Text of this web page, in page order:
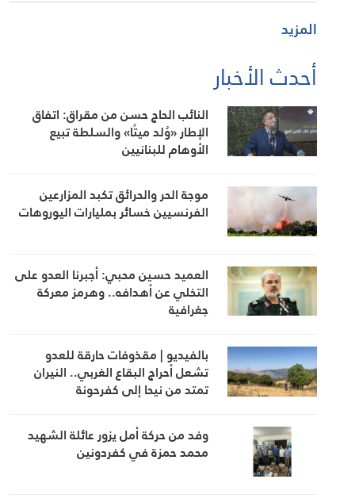
المزيد
أحدث الأخبار
النائب الحاج حسن من مقراق: اتفاق
الإطار «وُلد ميتًا» والسلطة تبيع
الأوهام للبنانيين
موجة الحر والحرائق تكبد المزارعين
الفرنسيين خسائر بمليارات اليوروهات
العميد حسين محبي: أجبرنا العدو على
التخلي عن أهدافه.. وهرمز معركة
جغرافية
بالفيديو | مقذوفات حارقة للعدو
تشعل أحراج البقاع الغربي.. النيران
تمتد من نيحا إلى كفرحونة
وفد من حركة أمل يزور عائلة الشهيد
محمد حمزة في كفردونين